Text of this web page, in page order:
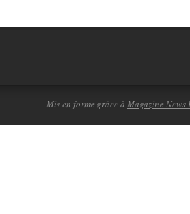
Mis en forme grâce à Magazine News